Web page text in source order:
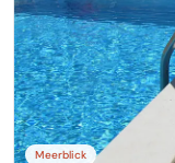
Meerblick